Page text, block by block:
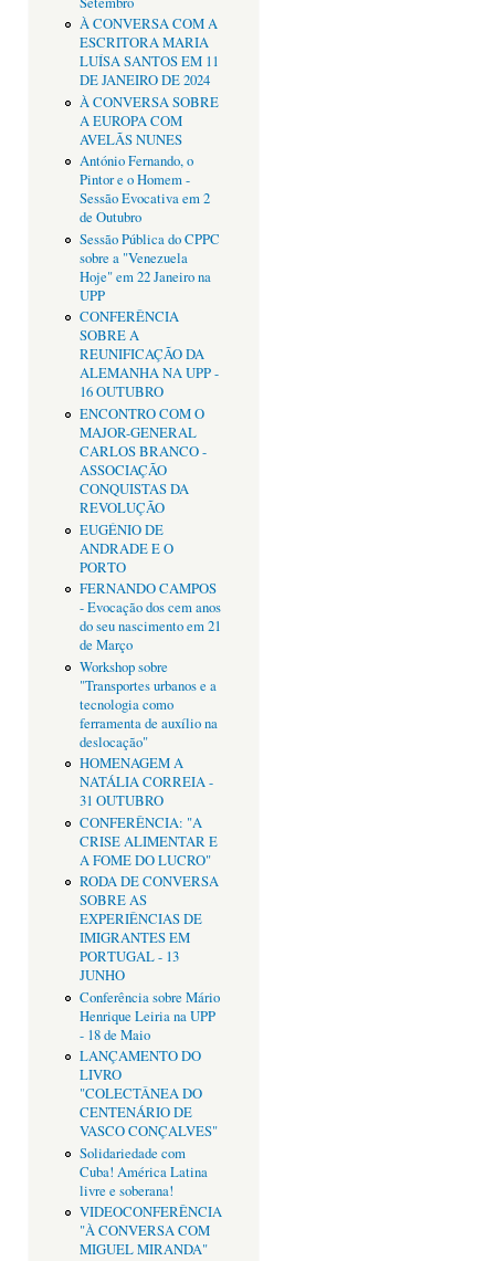
À CONVERSA COM A
ESCRITORA MARIA
LUÍSA SANTOS EM 11
DE JANEIRO DE 2024
À CONVERSA SOBRE
A EUROPA COM
AVELÃS NUNES
António Fernando, o
Pintor e o Homem -
Sessão Evocativa em 2
de Outubro
Sessão Pública do CPPC
sobre a "Venezuela
Hoje" em 22 Janeiro na
UPP
CONFERÊNCIA
SOBRE A
REUNIFICAÇÃO DA
ALEMANHA NA UPP -
16 OUTUBRO
ENCONTRO COM O
MAJOR-GENERAL
CARLOS BRANCO -
ASSOCIAÇÃO
CONQUISTAS DA
REVOLUÇÃO
EUGÉNIO DE
ANDRADE E O
PORTO
FERNANDO CAMPOS
- Evocação dos cem anos
do seu nascimento em 21
de Março
Workshop sobre
"Transportes urbanos e a
tecnologia como
ferramenta de auxílio na
deslocação"
HOMENAGEM A
NATÁLIA CORREIA -
31 OUTUBRO
CONFERÊNCIA: "A
CRISE ALIMENTAR E
A FOME DO LUCRO"
RODA DE CONVERSA
SOBRE AS
EXPERIÊNCIAS DE
IMIGRANTES EM
PORTUGAL - 13
JUNHO
Conferência sobre Mário
Henrique Leiria na UPP
- 18 de Maio
LANÇAMENTO DO
LIVRO
"COLECTÂNEA DO
CENTENÁRIO DE
VASCO CONÇALVES"
Solidariedade com
Cuba! América Latina
livre e soberana!
VIDEOCONFERÊNCIA
"À CONVERSA COM
MIGUEL MIRANDA"